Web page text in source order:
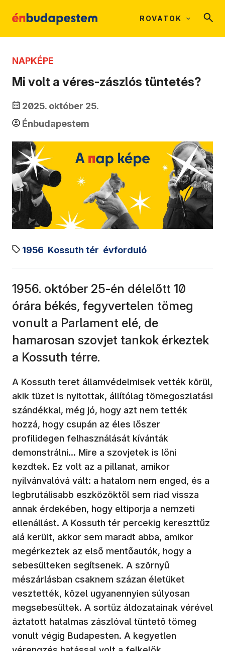
ROVATOK
NAPKÉPE
Mi volt a véres-zászlós tüntetés?
2025. október 25.
Énbudapestem
1956 Kossuth tér évforduló
1956. október 25-én délelőtt 10
órára békés, fegyvertelen tömeg
vonult a Parlament elé, de
hamarosan szovjet tankok érkeztek
a Kossuth térre.
A Kossuth teret államvédelmisek vették körül,
akik tüzet is nyitottak, állítólag tömegoszlatási
szándékkal, még jó, hogy azt nem tették
hozzá, hogy csupán az éles lőszer
profilidegen felhasználását kívánták
demonstrálni... Mire a szovjetek is lőni
kezdtek. Ez volt az a pillanat, amikor
nyilvánvalóvá vált: a hatalom nem enged, és a
legbrutálisabb eszközöktől sem riad vissza
annak érdekében, hogy eltiporja a nemzeti
ellenállást. A Kossuth tér percekig kereszttűz
alá került, akkor sem maradt abba, amikor
megérkeztek az első mentőautók, hogy a
sebesülteken segítsenek. A szörnyű
mészárlásban csaknem százan életüket
vesztették, közel ugyanennyien súlyosan
megsebesültek. A sortűz áldozatainak vérével
áztatott hatalmas zászlóval tüntető tömeg
vonult végig Budapesten. A kegyetlen